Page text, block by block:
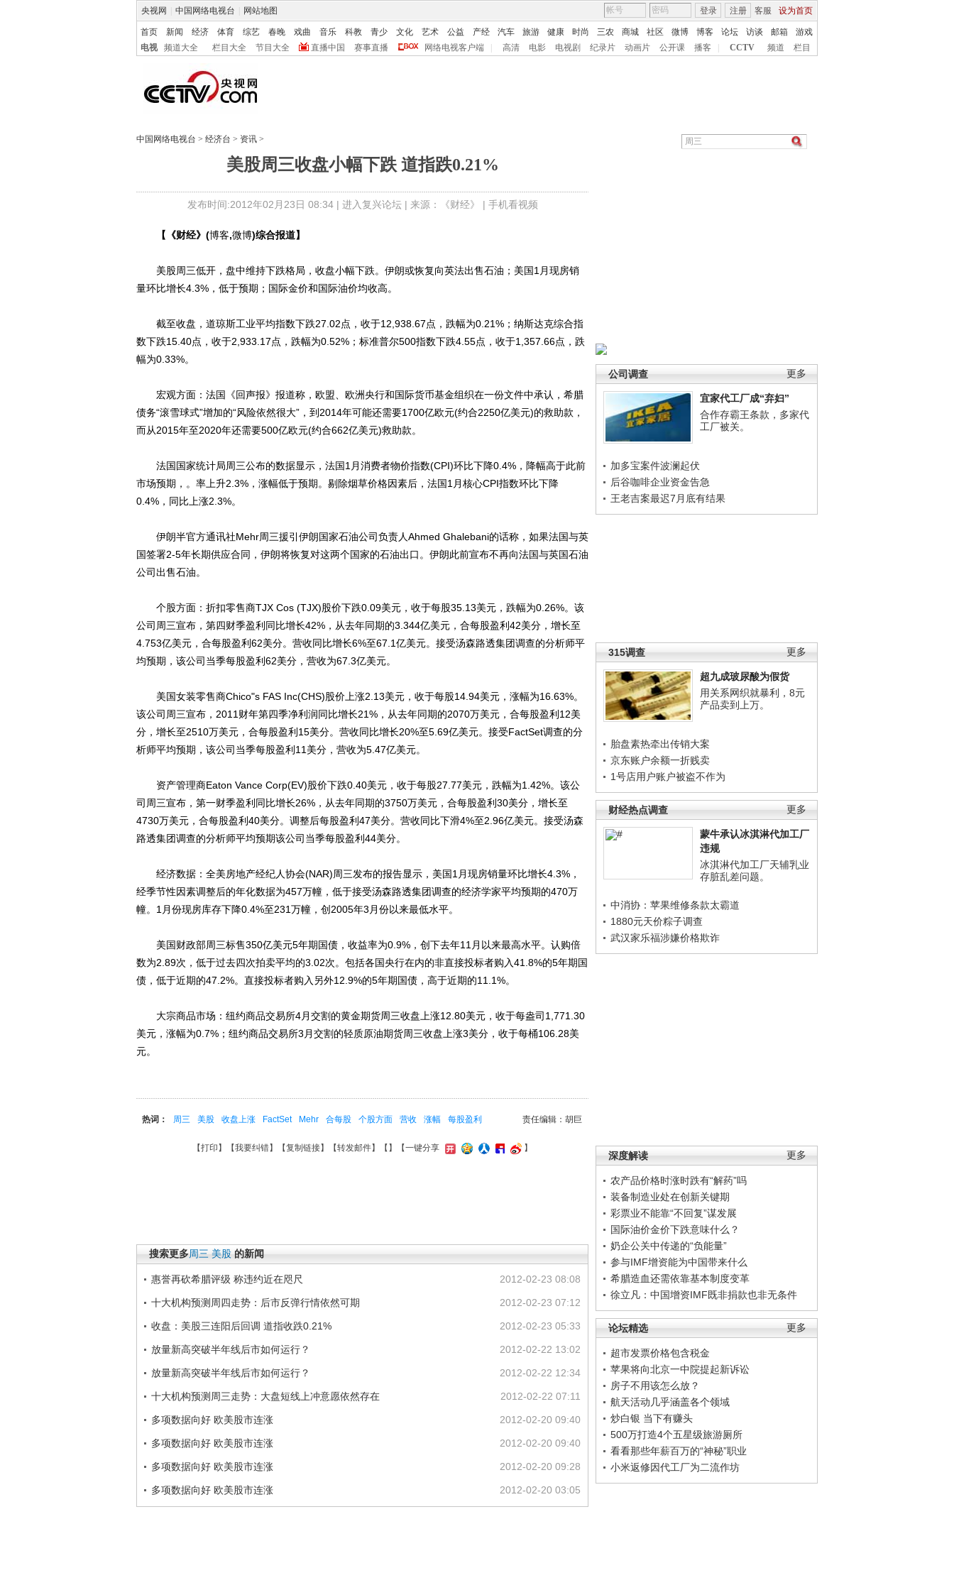
央视网 中国网络电视台 网站地图 客服 设为首页
登录 注册
首页 新闻 经济 体育 综艺 春晚 戏曲 音乐 科教 青少 文化 艺术 公益 产经 汽车 旅游 健康 时尚 三农 商城 社区 微博 博客 论坛 访谈 邮箱
游戏
电视
频道大全 栏目大全 节目大全 直播中国 赛事直播 网络电视客户端 高清 电影 电视剧 纪录片 动画片 公开课 播客 CCTV 频道 栏目
中国网络电视台 > 经济台 > 资讯 >
美股周三收盘小幅下跌 道指跌0.21%
发布时间:2012年02月23日 08:34 | 进入复兴论坛| 来源：《财经》 | 手机看视频
更多
公司调查
宜家代工厂成“弃妇”
合作存霸王条款，多家代
工厂被关。
加多宝案件波澜起伏
后谷咖啡企业资金告急
王老吉案最迟7月底有结果
更多
315调查
超九成玻尿酸为假货
用关系网织就暴利，8元
产品卖到上万。
胎盘素热牵出传销大案
京东账户余额一折贱卖
1号店用户账户被盗不作为
更多
财经热点调查
蒙牛承认冰淇淋代加工厂
违规
冰淇淋代加工厂天辅乳业
存脏乱差问题。
中消协：苹果维修条款太霸道
1880元天价粽子调查
武汉家乐福涉嫌价格欺诈
更多
深度解读
农产品价格时涨时跌有“解药”吗
装备制造业处在创新关键期
彩票业不能靠“不回复”谋发展
国际油价金价下跌意味什么？
奶企公关中传递的“负能量”
参与IMF增资能为中国带来什么
希腊造血还需依靠基本制度变革
徐立凡：中国增资IMF既非捐款也非无条件
更多
论坛精选
超市发票价格包含税金
苹果将向北京一中院提起新诉讼
房子不用该怎么放？
航天活动几乎涵盖各个领域
炒白银 当下有赚头
500万打造4个五星级旅游厕所
看看那些年薪百万的“神秘”职业
小米返修因代工厂为二流作坊
【《财经》(博客,微博)综合报道】
美股周三低开，盘中维持下跌格局，收盘小幅下跌。伊朗或恢复向英法出售石油；美国1月现房销
量环比增长4.3%，低于预期；国际金价和国际油价均收高。
截至收盘，道琼斯工业平均指数下跌27.02点，收于12,938.67点，跌幅为0.21%；纳斯达克综合指
数下跌15.40点，收于2,933.17点，跌幅为0.52%；标准普尔500指数下跌4.55点，收于1,357.66点，跌
幅为0.33%。
宏观方面：法国《回声报》报道称，欧盟、欧洲央行和国际货币基金组织在一份文件中承认，希腊
债务“滚雪球式”增加的“风险依然很大”，到2014年可能还需要1700亿欧元(约合2250亿美元)的救助款，
而从2015年至2020年还需要500亿欧元(约合662亿美元)救助款。
法国国家统计局周三公布的数据显示，法国1月消费者物价指数(CPI)环比下降0.4%，降幅高于此前
市场预期，。率上升2.3%，涨幅低于预期。剔除烟草价格因素后，法国1月核心CPI指数环比下降
0.4%，同比上涨2.3%。
伊朗半官方通讯社Mehr周三援引伊朗国家石油公司负责人Ahmed Ghalebani的话称，如果法国与英
国签署2-5年长期供应合同，伊朗将恢复对这两个国家的石油出口。伊朗此前宣布不再向法国与英国石油
公司出售石油。
个股方面：折扣零售商TJX Cos (TJX)股价下跌0.09美元，收于每股35.13美元，跌幅为0.26%。该
公司周三宣布，第四财季盈利同比增长42%，从去年同期的3.344亿美元，合每股盈利42美分，增长至
4.753亿美元，合每股盈利62美分。营收同比增长6%至67.1亿美元。接受汤森路透集团调查的分析师平
均预期，该公司当季每股盈利62美分，营收为67.3亿美元。
美国女装零售商Chico"s FAS Inc(CHS)股价上涨2.13美元，收于每股14.94美元，涨幅为16.63%。
该公司周三宣布，2011财年第四季净利润同比增长21%，从去年同期的2070万美元，合每股盈利12美
分，增长至2510万美元，合每股盈利15美分。营收同比增长20%至5.69亿美元。接受FactSet调查的分
析师平均预期，该公司当季每股盈利11美分，营收为5.47亿美元。
资产管理商Eaton Vance Corp(EV)股价下跌0.40美元，收于每股27.77美元，跌幅为1.42%。该公
司周三宣布，第一财季盈利同比增长26%，从去年同期的3750万美元，合每股盈利30美分，增长至
4730万美元，合每股盈利40美分。调整后每股盈利47美分。营收同比下滑4%至2.96亿美元。接受汤森
路透集团调查的分析师平均预期该公司当季每股盈利44美分。
经济数据：全美房地产经纪人协会(NAR)周三发布的报告显示，美国1月现房销量环比增长4.3%，
经季节性因素调整后的年化数据为457万幢，低于接受汤森路透集团调查的经济学家平均预期的470万
幢。1月份现房库存下降0.4%至231万幢，创2005年3月份以来最低水平。
美国财政部周三标售350亿美元5年期国债，收益率为0.9%，创下去年11月以来最高水平。认购倍
数为2.89次，低于过去四次拍卖平均的3.02次。包括各国央行在内的非直接投标者购入41.8%的5年期国
债，低于近期的47.2%。直接投标者购入另外12.9%的5年期国债，高于近期的11.1%。
大宗商品市场：纽约商品交易所4月交割的黄金期货周三收盘上涨12.80美元，收于每盎司1,771.30
美元，涨幅为0.7%；纽约商品交易所3月交割的轻质原油期货周三收盘上涨3美分，收于每桶106.28美
元。
责任编辑：胡巨
热词： 周三 美股 收盘上涨 FactSet Mehr 合每股 个股方面 营收 涨幅 每股盈利
【打印 】【我要纠错】【复制链接】【转发邮件】【 】 【一键分享 】
搜索更多周三 美股 的新闻
2012-02-23 08:08
惠誉再砍希腊评级 称违约近在咫尺
2012-02-23 07:12
十大机构预测周四走势：后市反弹行情依然可期
2012-02-23 05:33
收盘：美股三连阳后回调 道指收跌0.21%
2012-02-22 13:02
放量新高突破半年线后市如何运行？
2012-02-22 12:34
放量新高突破半年线后市如何运行？
2012-02-22 07:11
十大机构预测周三走势：大盘短线上冲意愿依然存在
2012-02-20 09:40
多项数据向好 欧美股市连涨
2012-02-20 09:40
多项数据向好 欧美股市连涨
2012-02-20 09:28
多项数据向好 欧美股市连涨
2012-02-20 03:05
多项数据向好 欧美股市连涨